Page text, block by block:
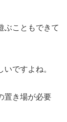
ぶこともできて
ですよね。
置き場が必要